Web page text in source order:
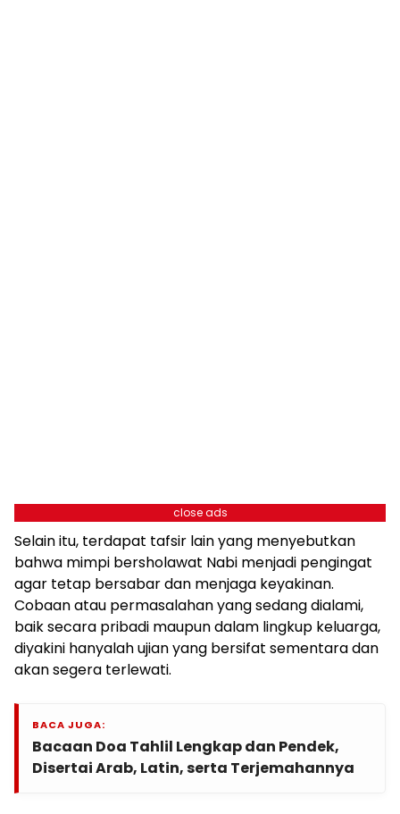
close ads
Selain itu, terdapat tafsir lain yang menyebutkan
bahwa mimpi bersholawat Nabi menjadi pengingat
agar tetap bersabar dan menjaga keyakinan.
Cobaan atau permasalahan yang sedang dialami,
baik secara pribadi maupun dalam lingkup keluarga,
diyakini hanyalah ujian yang bersifat sementara dan
akan segera terlewati.
BACA JUGA:
Bacaan Doa Tahlil Lengkap dan Pendek,
Disertai Arab, Latin, serta Terjemahannya